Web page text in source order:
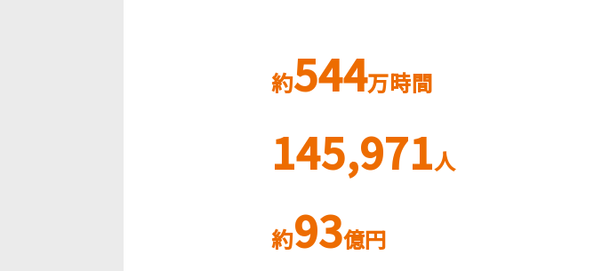
約544万時間
145,971人
約93億円